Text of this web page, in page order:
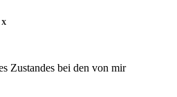
Zustandes bei den von mir